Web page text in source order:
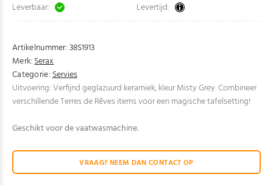
Leverbaar: Levertijd:
Artikelnummer:38S1913
Merk:Serax
Categorie:Servies
Uitvoering: Verfijnd geglazuurd keramiek, kleur Misty Grey. Combineer
verschillende Terres de Rêves items voor een magische tafelsetting!
Geschikt voor de vaatwasmachine.
VRAAG? NEEM DAN CONTACT OP